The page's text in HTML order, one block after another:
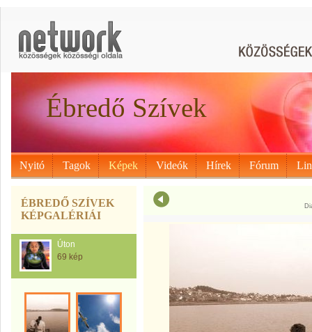
Ébredő Szívek
Nyitó Tagok Képek Videók Hírek Fórum
ÉBREDŐ SZÍVEK
KÉPGALÉRIÁI
Úton
69 kép